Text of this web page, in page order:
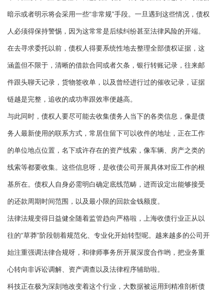
暗示或者明示将会采用一些“非常规”手段。一旦遇到这些情况，债权
人必须得保持警惕，因为这常常是后续纠纷甚至法律风险的开端。
在去寻求委托以前，债权人得要系统性地去整理全部债权证据，这
涵盖但不限于，清晰的借款合同或者欠条，银行转账记录，往来邮
件跟头聊天记录，货物签收单，以及曾经进行过的催收记录，证据
链越是完整，追收的成功率跟效率便越高。
与此同时，债权人要尽可能去收集债务人当下的各类信息，像是债
务人最新使用的联系方式，常居住留下可以收件的地址，正在工作
的单位地点位置，名下或许存在的资产线索，像车辆、房产之类的
线索等都要收集。这些信息呀，是收债公司开展具体对应工作的根
基所在。债权人自身必需明白确定底线范畴，进而设定出能够接受
的还款周期时间范围，以及最小限的回款金钱额度。
法律法规变得日益健全随着监管趋向严格啦，上海收债行业正从以
往的“草莽”阶段朝着规范化、专业化开始转型呢。越来越多的公司开
始注重强调法律合规呀，和律师事务所开展深度合作哟，把业务重
心转向非诉讼调解、资产调查以及法律程序辅助啦。
科技正在极为深刻地改变着这个行业，大数据被运用到精准剖析债